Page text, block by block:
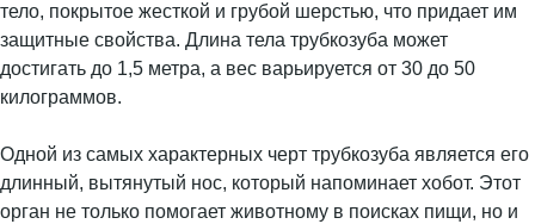
тело, покрытое жесткой и грубой шерстью, что придает им
защитные свойства. Длина тела трубкозуба может
достигать до 1,5 метра, а вес варьируется от 30 до 50
килограммов.
Одной из самых характерных черт трубкозуба является его
длинный, вытянутый нос, который напоминает хобот. Этот
орган не только помогает животному в поисках пищи, но и